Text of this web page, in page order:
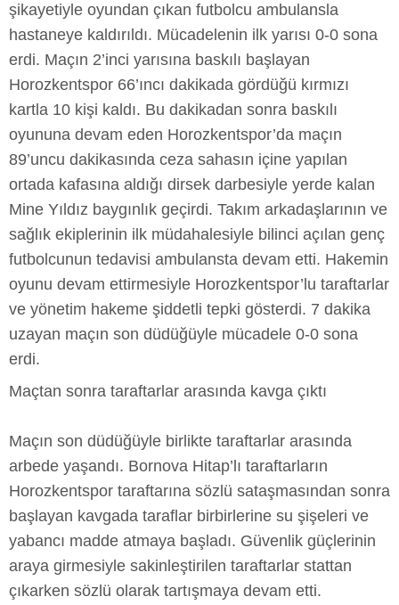
şikayetiyle oyundan çıkan futbolcu ambulansla
hastaneye kaldırıldı. Mücadelenin ilk yarısı 0-0 sona
erdi. Maçın 2’inci yarısına baskılı başlayan
Horozkentspor 66’ıncı dakikada gördüğü kırmızı
kartla 10 kişi kaldı. Bu dakikadan sonra baskılı
oyununa devam eden Horozkentspor’da maçın
89’uncu dakikasında ceza sahasın içine yapılan
ortada kafasına aldığı dirsek darbesiyle yerde kalan
Mine Yıldız baygınlık geçirdi. Takım arkadaşlarının ve
sağlık ekiplerinin ilk müdahalesiyle bilinci açılan genç
futbolcunun tedavisi ambulansta devam etti. Hakemin
oyunu devam ettirmesiyle Horozkentspor’lu taraftarlar
ve yönetim hakeme şiddetli tepki gösterdi. 7 dakika
uzayan maçın son düdüğüyle mücadele 0-0 sona
erdi.
Maçtan sonra taraftarlar arasında kavga çıktı
Maçın son düdüğüyle birlikte taraftarlar arasında
arbede yaşandı. Bornova Hitap’lı taraftarların
Horozkentspor taraftarına sözlü sataşmasından sonra
başlayan kavgada taraflar birbirlerine su şişeleri ve
yabancı madde atmaya başladı. Güvenlik güçlerinin
araya girmesiyle sakinleştirilen taraftarlar stattan
çıkarken sözlü olarak tartışmaya devam etti.